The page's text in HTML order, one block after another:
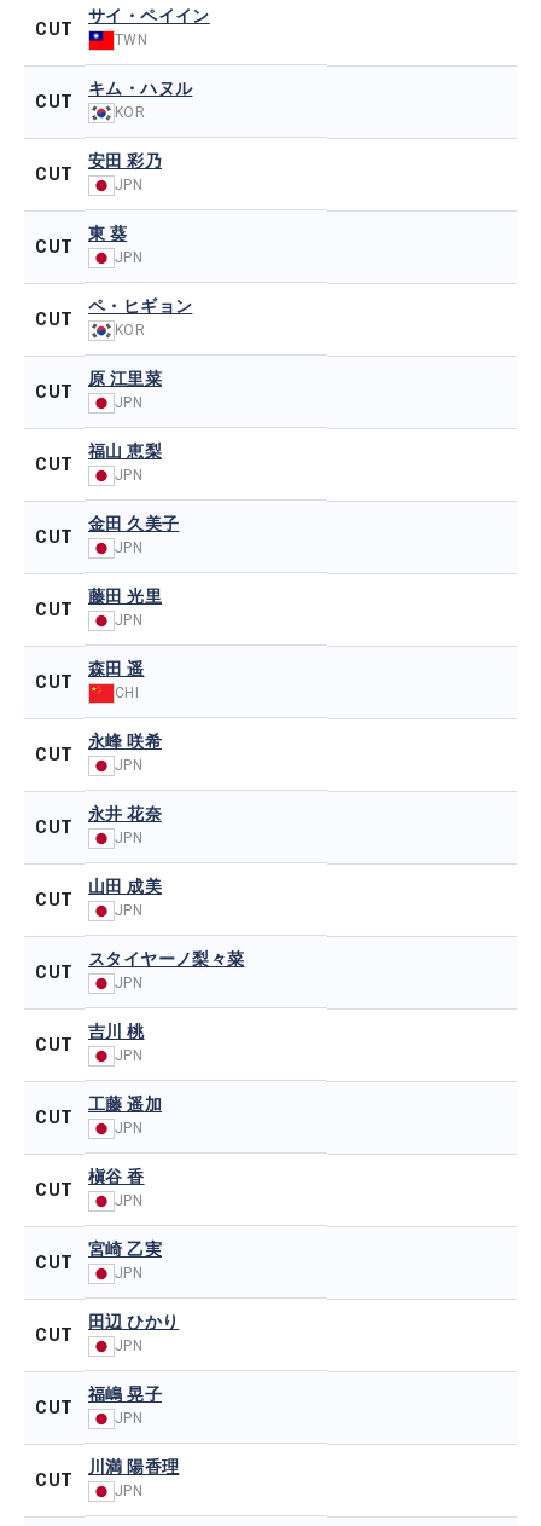
CUT
サイ・ペイイン
TWN
CUT
キム・ハヌル
KOR
CUT
安田 彩乃
JPN
CUT
東 葵
JPN
CUT
ペ・ヒギョン
KOR
CUT
原 江里菜
JPN
CUT
福山 恵梨
JPN
CUT
金田 久美子
JPN
CUT
藤田 光里
JPN
CUT
森田 遥
CHI
CUT
永峰 咲希
JPN
CUT
永井 花奈
JPN
CUT
山田 成美
JPN
CUT
スタイヤーノ梨々菜
JPN
CUT
吉川 桃
JPN
CUT
工藤 遥加
JPN
CUT
槇谷 香
JPN
CUT
宮崎 乙実
JPN
CUT
田辺 ひかり
JPN
CUT
福嶋 晃子
JPN
CUT
川満 陽香理
JPN